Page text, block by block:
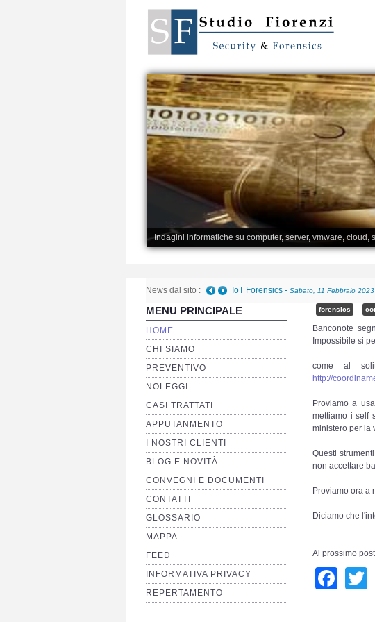
Indagini informatiche su computer, server, vmware, cloud,
News dal sito : IoT Forensics - Sabato, 11 Febbraio
MENU PRINCIPALE
HOME
CHI SIAMO
PREVENTIVO
NOLEGGI
CASI TRATTATI
APPUTANMENTO
I NOSTRI CLIENTI
BLOG E NOVITÀ
CONVEGNI E DOCUMENTI
CONTATTI
GLOSSARIO
MAPPA
FEED
INFORMATIVA PRIVACY
REPERTAMENTO
forensics
Banconote
Impossibile si
come al
http://
Proviamo a
mettiamo i self
ministero per la
Questi
non accettare
Proviamo ora a
Diciamo che
Al prossimo post